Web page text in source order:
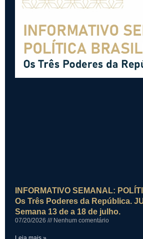
INFORMATIVO SEMANAL:
Os Três Poderes da República.
Semana 13 de a 18 de julho.
07/20/2026 Nenhum comentário